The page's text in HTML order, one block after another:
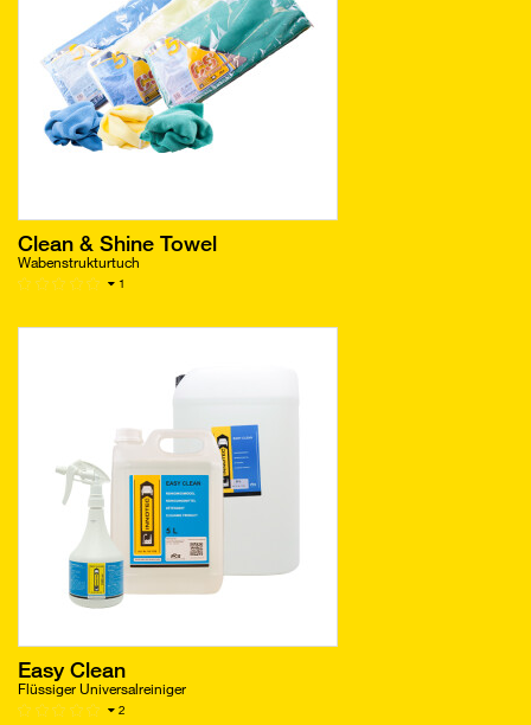
Clean & Shine Towel
Wabenstrukturtuch
1
Easy Clean
Flüssiger Universalreiniger
2